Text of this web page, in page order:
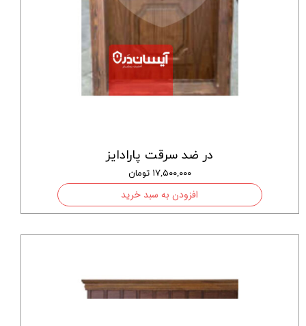
در ضد سرقت پارادایز
۱۷,۵۰۰,۰۰۰ تومان
افزودن به سبد خرید